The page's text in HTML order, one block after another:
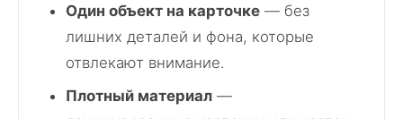
Один объект на карточке — без
лишних деталей и фона, которые
отвлекают внимание.
Плотный материал —